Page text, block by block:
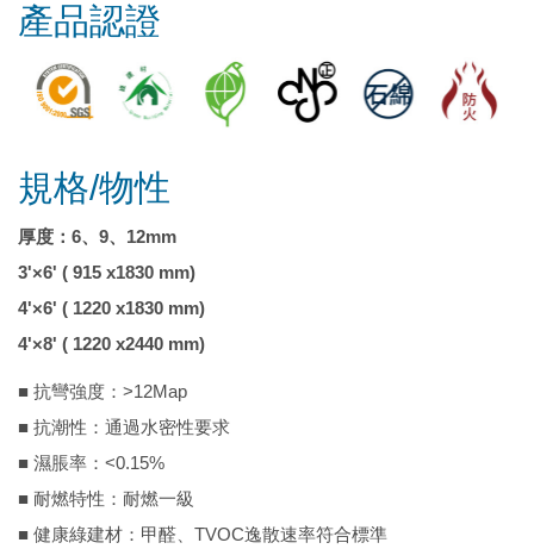
產品認證
規格/物性
厚度：6、9、12mm
3'×6' ( 915 x1830 mm)
4'×6' ( 1220 x1830 mm)
4'×8' ( 1220 x2440 mm)
■ 抗彎強度：>12Map
■ 抗潮性：通過水密性要求
■ 濕脹率：<0.15%
■ 耐燃特性：耐燃一級
■ 健康綠建材：甲醛、TVOC逸散速率符合標準